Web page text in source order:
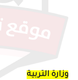
وزارة التربية